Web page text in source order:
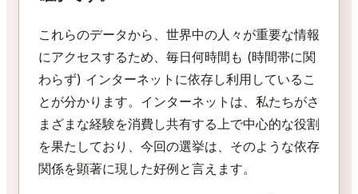
これらのデータから、世界中の人々が重要な情報
にアクセスするため、毎日何時間も (時間帯に関
わらず) インターネットに依存し利用しているこ
とが分かります。インターネットは、私たちがさ
まざまな経験を消費し共有する上で中心的な役割
を果たしており、今回の選挙は、そのような依存
関係を顕著に現した好例と言えます。